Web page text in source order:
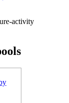
activity